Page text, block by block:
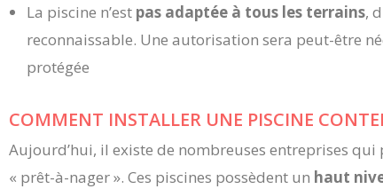
La piscine n’est pas adaptée à tous les terrains,
reconnaissable. Une autorisation sera peut-être
protégée
COMMENT INSTALLER UNE PISCINE
Aujourd’hui, il existe de nombreuses entreprises
« prêt-à-nager ». Ces piscines possèdent un haut